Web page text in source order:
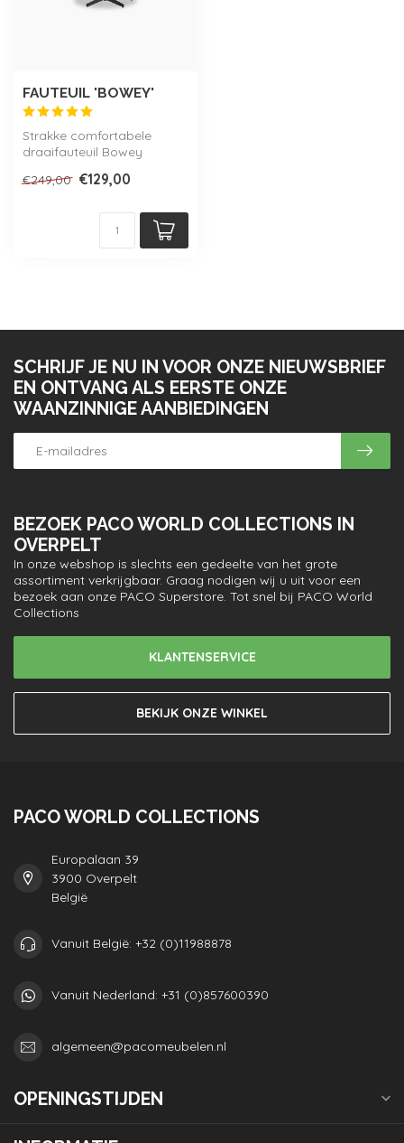
FAUTEUIL 'BOWEY'
Strakke comfortabele
draaifauteuil Bowey
stofje. Ver...
€249,00 €129,00
BEZOEK PACO WORLD COLLECTIONS IN
OVERPELT
In onze webshop is slechts een gedeelte van het grote
assortiment verkrijgbaar. Graag nodigen wij u uit voor een
bezoek aan onze PACO Superstore. Tot snel bij PACO World
Collections
KLANTENSERVICE
BEKIJK ONZE WINKEL
SCHRIJF JE NU IN VOOR ONZE NIEUWSBRIEF
EN ONTVANG ALS EERSTE ONZE
WAANZINNIGE AANBIEDINGEN
PACO WORLD COLLECTIONS
Europalaan 39
3900 Overpelt
België
Vanuit België: +32 (0)11988878
Vanuit Nederland: +31 (0)857600390
algemeen@pacomeubelen.nl
OPENINGSTIJDEN